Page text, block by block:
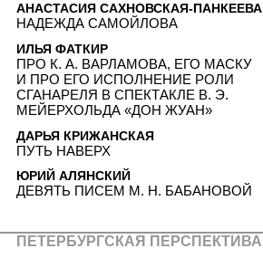
АНАСТАСИЯ САХНОВСКАЯ-ПАНКЕЕВА
НАДЕЖДА САМОЙЛОВА
ИЛЬЯ ФАТКИР
ПРО К. А. ВАРЛАМОВА, ЕГО МАСКУ
И ПРО ЕГО ИСПОЛНЕНИЕ РОЛИ
СГАНАРЕЛЯ В СПЕКТАКЛЕ В. Э.
МЕЙЕРХОЛЬДА «ДОН ЖУАН»
ДАРЬЯ КРИЖАНСКАЯ
ПУТЬ НАВЕРХ
ЮРИЙ АЛЯНСКИЙ
ДЕВЯТЬ ПИСЕМ М. Н. БАБАНОВОЙ
ПЕТЕРБУРГСКАЯ ПЕРСПЕКТИВА